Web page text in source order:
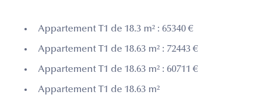
Appartement T1 de 18.3 m² : 65340 €
Appartement T1 de 18.63 m² : 72443 €
Appartement T1 de 18.63 m² : 60711 €
Appartement T1 de 18.63 m²